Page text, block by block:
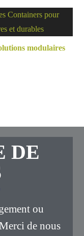
modulaires
DE
ou
de nous